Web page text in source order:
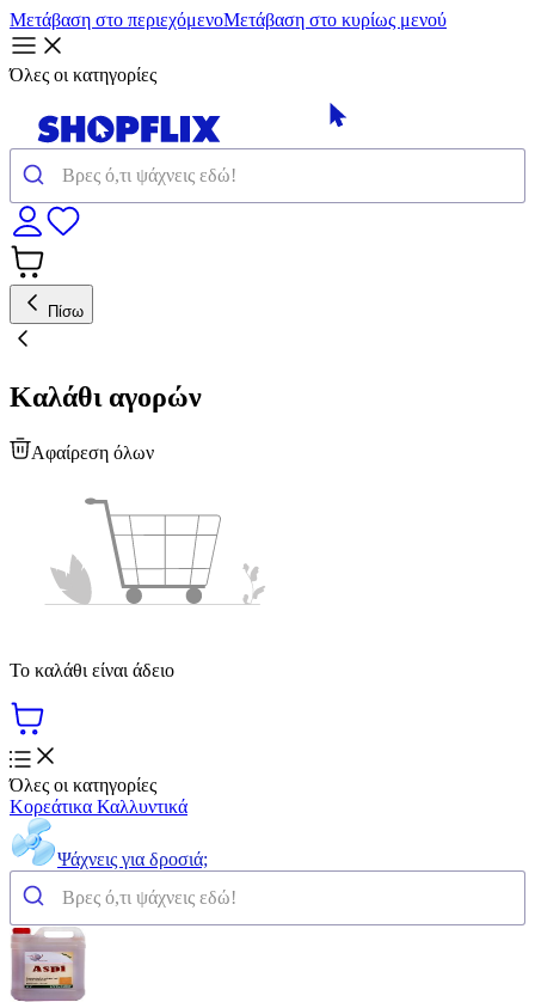
Μετάβαση στο περιεχόμενοΜετάβαση στο κυρίως μενού
Όλες οι κατηγορίες
Πίσω
Καλάθι αγορών
Αφαίρεση όλων
Το καλάθι είναι άδειο
Όλες οι κατηγορίες
Κορεάτικα Καλλυντικά
Ψάχνεις για δροσιά;